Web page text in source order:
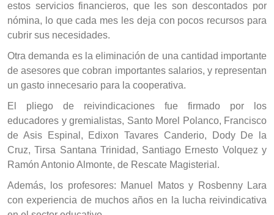
estos servicios financieros, que les son descontados por
nómina, lo que cada mes les deja con pocos recursos para
cubrir sus necesidades.
Otra demanda es la eliminación de una cantidad importante
de asesores que cobran importantes salarios, y representan
un gasto innecesario para la cooperativa.
El pliego de reivindicaciones fue firmado por los
educadores y gremialistas, Santo Morel Polanco, Francisco
de Asis Espinal, Edixon Tavares Canderio, Dody De la
Cruz, Tirsa Santana Trinidad, Santiago Ernesto Volquez y
Ramón Antonio Almonte, de Rescate Magisterial.
Además, los profesores: Manuel Matos y Rosbenny Lara
con experiencia de muchos años en la lucha reivindicativa